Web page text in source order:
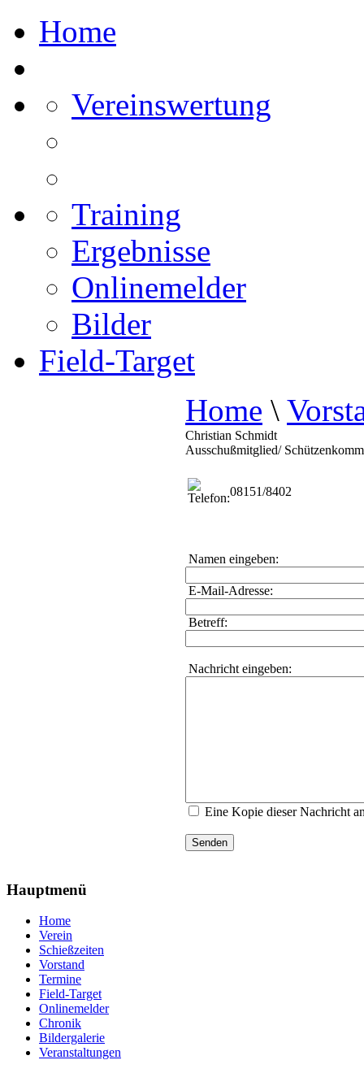
Home
Vereinswertung
Training
Ergebnisse
Onlinemelder
Bilder
Field-Target
Home \
Christian Schmidt
Ausschußmitglied/
08151/8402
Namen eingeben:
E-Mail-Adresse:
Betreff:
Nachricht eingeben:
Eine Kopie dieser Nachricht
Senden
Hauptmenü
Home
Verein
Schießzeiten
Vorstand
Termine
Field-Target
Onlinemelder
Chronik
Bildergalerie
Veranstaltungen